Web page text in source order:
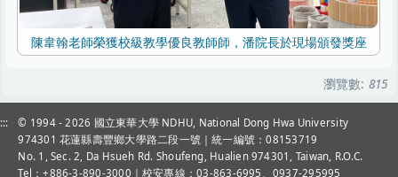
陳韋翰老師榮獲校級教學優良教師師，潘院長於現場頒發獎座
瀏覽數: 815
::: © 1994 - 2026 國立東華大學 NDHU, National Dong Hwa University
974301 花蓮縣壽豐鄉大學路二段一號｜統一編號：08153719
No. 1, Sec. 2, Da Hsueh Rd. Shoufeng, Hualien 974301, Taiwan, R.O.C.
Tel：+886-3-890-3000 ｜校安專線：03-863-6995、0937-295995